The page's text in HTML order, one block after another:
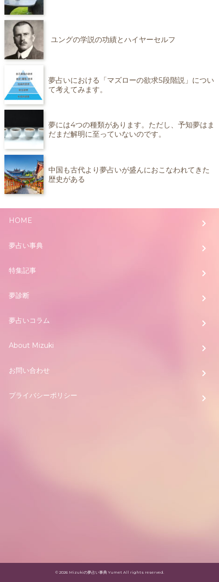
ユングの学説の功績とハイヤーセルフ
夢占いにおける「マズローの欲求5段階説」につい
て考えてみます。
夢には4つの種類があります。ただし、予知夢はま
だまだ解明に至っていないのです。
中国も古代より夢占いが盛んにおこなわれてきた
歴史がある
HOME
夢占い事典
特集記事
夢診断
夢占いコラム
About Mizuki
お問い合わせ
プライバシーポリシー
© 2026 Mizukiの夢占い事典 Yumet All rights reserved.